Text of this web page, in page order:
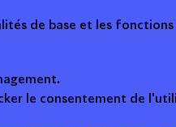
de base et les
le consentement de